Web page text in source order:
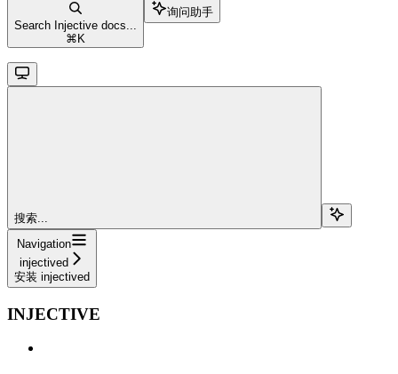
Search Injective docs...
⌘ K
询问助手
搜索...
Navigation
injectived
安装 injectived
INJECTIVE